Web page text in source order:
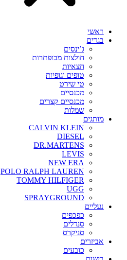
ראשי
בגדים
ג’ינסים
חולצות מכופתרות
חצאיות
טופים וגופיות
טי שירט
מכנסיים
מכנסיים קצרים
שמלות
מותגים
CALVIN KLEIN
DIESEL
DR.MARTENS
LEVIS
NEW ERA
POLO RALPH LAUREN
TOMMY HILFIGER
UGG
SPRAYGROUND
נעליים
כפכפים
סנדלים
סניקרס
אביזרים
כובעים